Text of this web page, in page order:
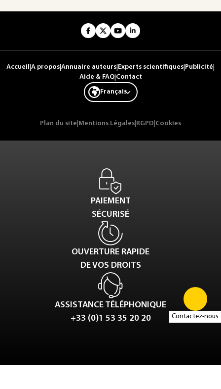
Contactez-nous
Accueil A propos Annuaire auteurs Experts scientifiques Publicité
Aide & FAQ| Contact
Français
Plan du site Mentions Légales RGPD Cookies
PAIEMENT
SÉCURISÉ
OUVERTURE RAPIDE
DE VOS DROITS
ASSISTANCE TÉLÉPHONIQUE
+33 (0)1 53 35 20 20